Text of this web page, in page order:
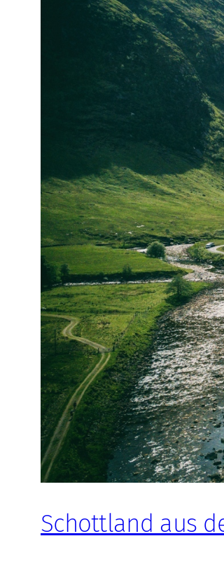
Schottland aus